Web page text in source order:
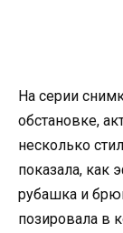
На серии
обстановке,
несколько
показала, как
рубашка и
позировала в